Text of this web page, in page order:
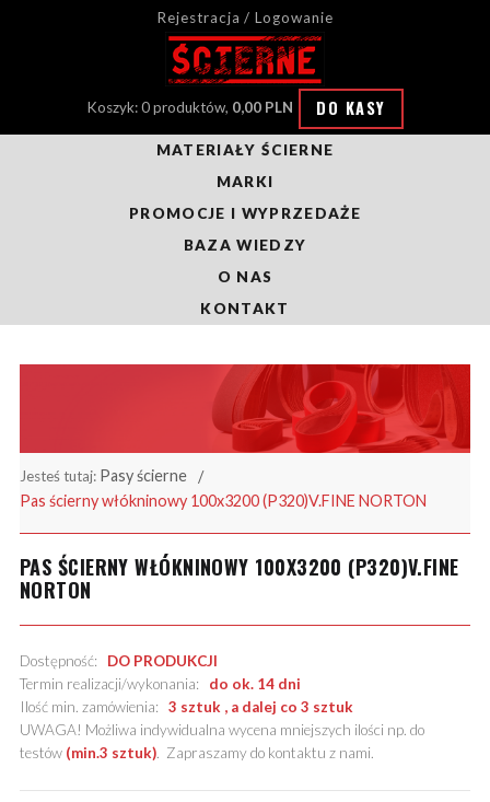
Rejestracja / Logowanie
Koszyk: 0 produktów, 0,00 PLN DO KASY
MATERIAŁY ŚCIERNE
MARKI
PROMOCJE I WYPRZEDAŻE
BAZA WIEDZY
O NAS
KONTAKT
Jesteś tutaj: Pasy ścierne
Pas ścierny włókninowy 100x3200 (P320)V.FINE NORTON
PAS ŚCIERNY WŁÓKNINOWY 100X3200 (P320)V.FINE
NORTON
Dostępność: DO PRODUKCJI
Termin realizacji/wykonania: do ok. 14 dni
Ilość min. zamówienia: 3 sztuk , a dalej co 3 sztuk
UWAGA! Możliwa indywidualna wycena mniejszych ilości np. do
testów (min.3 sztuk). Zapraszamy do kontaktu z nami.